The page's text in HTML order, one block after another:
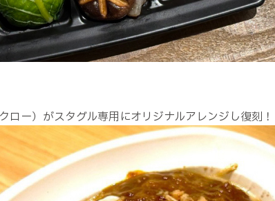
ー）がスタグル専用にオリジナルアレンジし復刻！